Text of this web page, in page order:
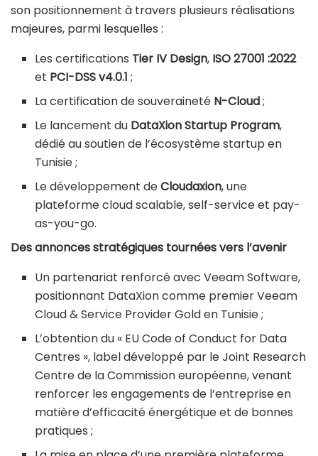
son positionnement à travers plusieurs réalisations
majeures, parmi lesquelles :
Les certifications Tier IV Design, ISO 27001 :2022
et PCI-DSS v4.0.1 ;
La certification de souveraineté N-Cloud;
Le lancement du DataXion Startup Program,
dédié au soutien de l’écosystème startup en
Tunisie ;
Le développement deCloudaxion, une
plateforme cloud scalable, self-service et pay-
as-you-go.
Des annonces stratégiques tournées vers l’avenir
Un partenariat renforcé avec Veeam Software,
positionnant DataXion comme premier Veeam
Cloud & Service Provider Gold en Tunisie ;
L’obtention du « EU Code of Conduct for Data
Centres », label développé par le Joint Research
Centre de la Commission européenne, venant
renforcer les engagements de l’entreprise en
matière d’efficacité énergétique et de bonnes
pratiques ;